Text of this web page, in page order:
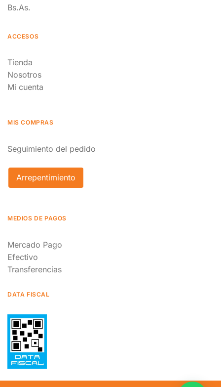
Bs.As.
ACCESOS
Tienda
Nosotros
Mi cuenta
MIS COMPRAS
Seguimiento del pedido
Arrepentimiento
MEDIOS DE PAGOS
Mercado Pago
Efectivo
Transferencias
DATA FISCAL